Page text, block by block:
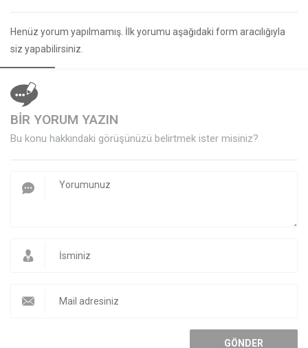
Henüz yorum yapılmamış. İlk yorumu aşağıdaki form aracılığıyla
siz yapabilirsiniz.
BİR YORUM YAZIN
Bu konu hakkındaki görüşünüzü belirtmek ister misiniz?